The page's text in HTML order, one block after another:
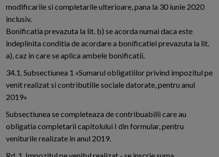
modificarile si completarile ulterioare, pana la 30 iunie 2020
inclusiv.
Bonificatia prevazuta la lit. b) se acorda numai daca este
indeplinita conditia de acordare a bonificatiei prevazuta la lit.
a), caz in care se aplica ambele bonificatii.
34.1. Subsectiunea 1 «Sumarul obligatiilor privind impozitul pe
venit realizat si contributiile sociale datorate, pentru anul
2019»
Subsectiunea se completeaza de contribuabilii care au
obligatia completarii capitolului I din formular, pentru
veniturile realizate in anul 2019.